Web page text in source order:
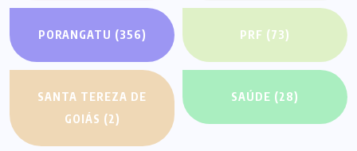
PORANGATU (356) PRF (73)
SANTA TEREZA DE
GOIÁS (2)
SAÚDE (28)